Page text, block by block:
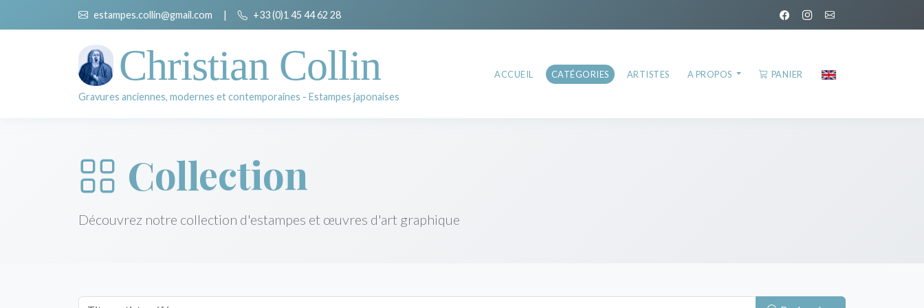
estampes.collin@gmail.com | +33 (0)1 45 44 62 28
Christian Collin
Gravures anciennes, modernes et contemporaines - Estampes japonaises
ACCUEIL CATÉGORIES ARTISTES A PROPOS PANIER
Collection
Découvrez notre collection d'estampes et œuvres d'art graphique